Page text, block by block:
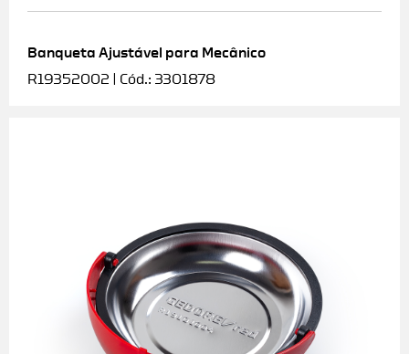
Banqueta Ajustável para Mecânico
R19352002 | Cód.: 3301878